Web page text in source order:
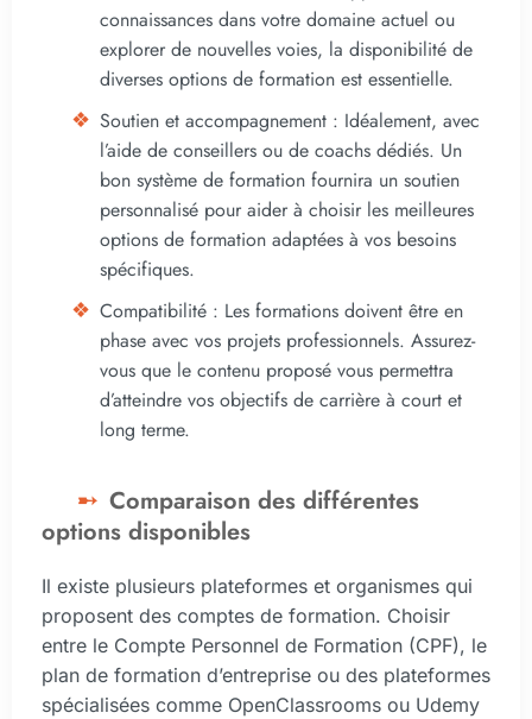
connaissances dans votre domaine actuel ou
explorer de nouvelles voies, la disponibilité de
diverses options de formation est essentielle.
Soutien et accompagnement : Idéalement, avec
l’aide de conseillers ou de coachs dédiés. Un
bon système de formation fournira un soutien
personnalisé pour aider à choisir les meilleures
options de formation adaptées à vos besoins
spécifiques.
Compatibilité : Les formations doivent être en
phase avec vos projets professionnels. Assurez-
vous que le contenu proposé vous permettra
d’atteindre vos objectifs de carrière à court et
long terme.
Comparaison des différentes
options disponibles
Il existe plusieurs plateformes et organismes qui
proposent des comptes de formation. Choisir
entre le Compte Personnel de Formation (CPF), le
plan de formation d’entreprise ou des plateformes
spécialisées comme OpenClassrooms ou Udemy